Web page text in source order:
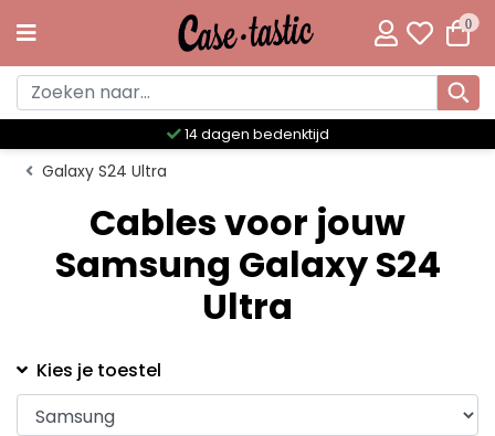
0
14 dagen bedenktijd
Galaxy S24 Ultra
Cables voor jouw
Samsung Galaxy S24
Ultra
Kies je toestel